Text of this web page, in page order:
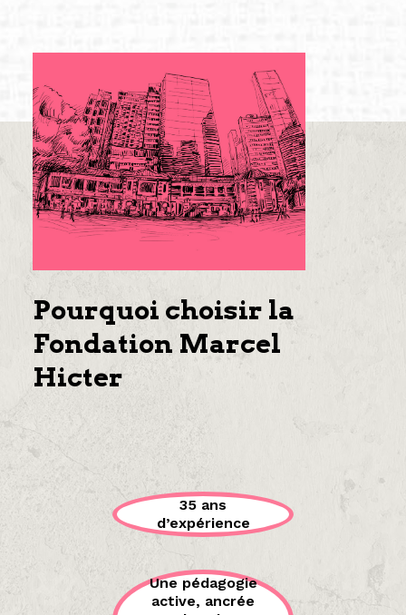
Pourquoi choisir la
Fondation Marcel
Hicter
35 ans
d’expérience
Une pédagogie
active, ancrée